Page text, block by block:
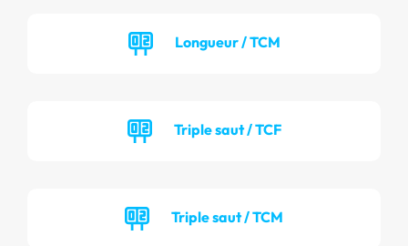
Longueur / TCM
Triple saut / TCF
Triple saut / TCM